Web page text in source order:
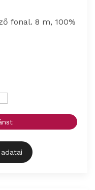
fonal. 8 m, 100%